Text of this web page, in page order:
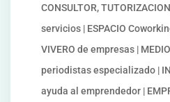
CONSULTOR,
servicios | ESPACIO
VIVERO de empresas |
periodistas especializado |
ayuda al emprendedor |